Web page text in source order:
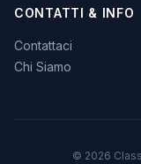
CONTATTI & INFO
Contattaci
Chi Siamo
© 2026